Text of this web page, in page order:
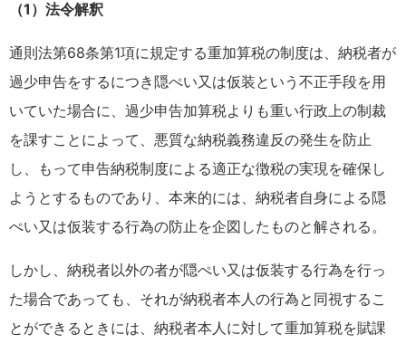
（1）法令解釈
通則法第68条第1項に規定する重加算税の制度は、納税者が
過少申告をするにつき隠ぺい又は仮装という不正手段を用
いていた場合に、過少申告加算税よりも重い行政上の制裁
を課すことによって、悪質な納税義務違反の発生を防止
し、もって申告納税制度による適正な徴税の実現を確保し
ようとするものであり、本来的には、納税者自身による隠
ぺい又は仮装する行為の防止を企図したものと解される。
しかし、納税者以外の者が隠ぺい又は仮装する行為を行っ
た場合であっても、それが納税者本人の行為と同視するこ
とができるときには、納税者本人に対して重加算税を賦課